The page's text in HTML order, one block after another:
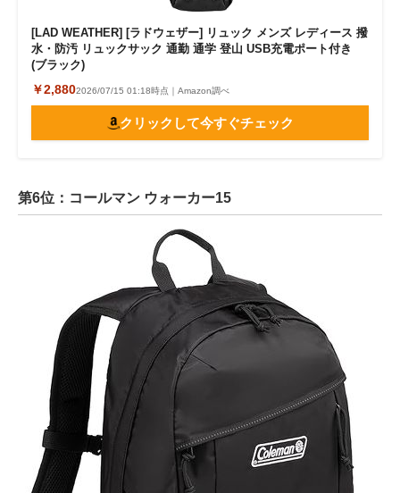
[LAD WEATHER] [ラドウェザー] リュック メンズ レディース 撥
水・防汚 リュックサック 通勤 通学 登山 USB充電ポート付き
(ブラック)
￥2,8802026/07/15 01:18時点｜Amazon調べ
クリックして今すぐチェック
第6位：コールマン ウォーカー15